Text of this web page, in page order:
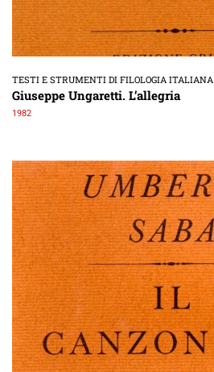
TESTI E STRUMENTI DI FILOLOGIA ITALIANA
Giuseppe Ungaretti. L’allegria
1982